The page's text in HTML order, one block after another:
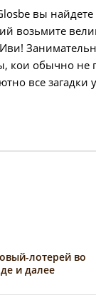
вы
возьмите
кои обычно
все
лотерей во
и далее